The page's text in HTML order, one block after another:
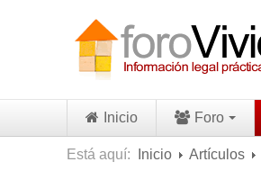
Inicio Foro
Está aquí: Inicio Artículos